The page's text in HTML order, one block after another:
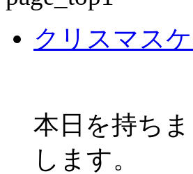
クリスマス
本日を持ち
します。